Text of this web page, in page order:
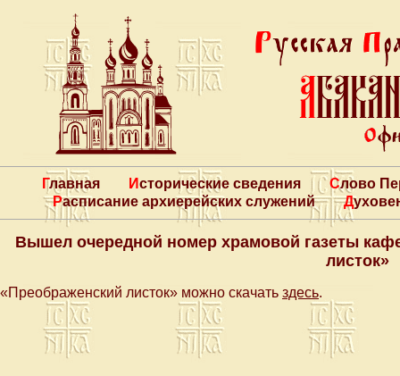
Главная Исторические сведения
Слово
Расписание архиерейских служений
Вышел очередной номер храмовой газеты
листок»
«Преображенский листок» можно скачать здесь.